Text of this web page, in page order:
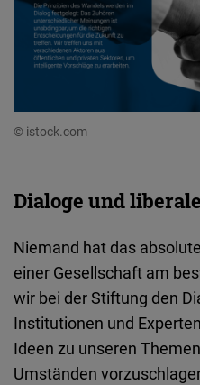
© istock.com
Dialoge und
Niemand hat das
einer Gesellschaft am
wir bei der Stiftung den
Institutionen und
Ideen zu unseren
Umständen